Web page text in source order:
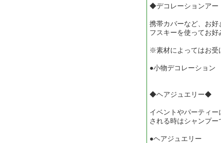
◆デコレーションア
携帯カバーなど、お
フスキーを使ってお
※素材によってはお受
●小物デコレーショ
◆ヘアジュエリー◆
イベントやパーティ
される時はシャンプ
●ヘアジュエリ